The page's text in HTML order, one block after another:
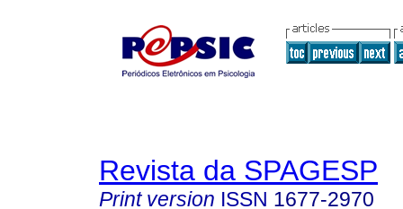
Revista da SPAGESP
Print version ISSN 1677-2970